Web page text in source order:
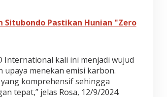
Situbondo Pastikan Hunian "Zero
International kali ini menjadi wujud
upaya menekan emisi karbon.
komprehensif sehingga
tepat,” jelas Rosa, 12/9/2024.